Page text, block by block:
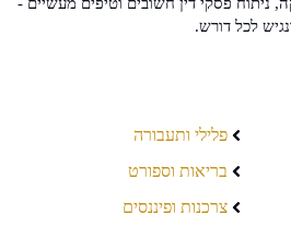
ניתוח פסקי דין חשובים וטיפים מעשיים -
לכל דורש.
פלילי ותעבורה
בריאות וספורט
צרכנות ופיננסים